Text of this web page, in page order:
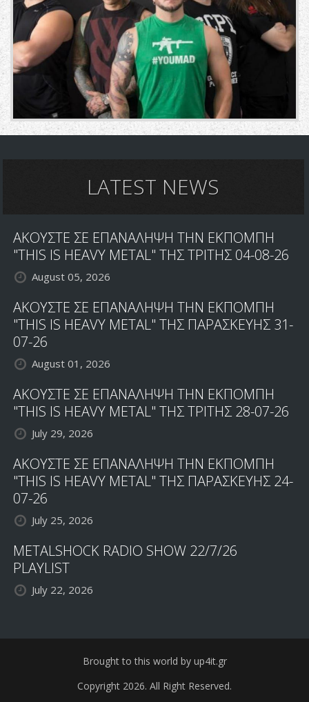
LATEST NEWS
ΑΚΟΥΣΤΕ ΣΕ ΕΠΑΝΑΛΗΨΗ ΤΗΝ ΕΚΠΟΜΠΗ
"THIS IS HEAVY METAL" ΤΗΣ ΤΡΙΤΗΣ 04-08-26
August 05, 2026
ΑΚΟΥΣΤΕ ΣΕ ΕΠΑΝΑΛΗΨΗ ΤΗΝ ΕΚΠΟΜΠΗ
"THIS IS HEAVY METAL" ΤΗΣ ΠΑΡΑΣΚΕΥΗΣ 31-
07-26
August 01, 2026
ΑΚΟΥΣΤΕ ΣΕ ΕΠΑΝΑΛΗΨΗ ΤΗΝ ΕΚΠΟΜΠΗ
"THIS IS HEAVY METAL" ΤΗΣ ΤΡΙΤΗΣ 28-07-26
July 29, 2026
ΑΚΟΥΣΤΕ ΣΕ ΕΠΑΝΑΛΗΨΗ ΤΗΝ ΕΚΠΟΜΠΗ
"THIS IS HEAVY METAL" ΤΗΣ ΠΑΡΑΣΚΕΥΗΣ 24-
07-26
July 25, 2026
METALSHOCK RADIO SHOW 22/7/26
PLAYLIST
July 22, 2026
Brought to this world by up4it.gr
Copyright 2026. All Right Reserved.